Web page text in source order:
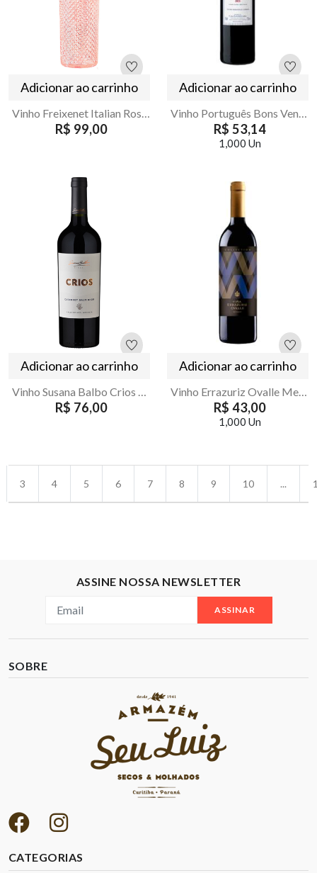
Adicionar ao carrinho
R$ 99,00
Adicionar ao carrinho
R$ 53,14
1,000 Un
Adicionar ao carrinho
Vinho Susana Balbo Crios Cabernet Sauvignon 750ml
R$ 76,00
Adicionar ao carrinho
Vinho Errazuriz Ovalle Merlot 750ml | Armazém Seu Luiz
R$ 43,00
1,000 Un
3 4 5 6 7 8 9 10 ...
ASSINE NOSSA NEWSLETTER
ASSINAR
SOBRE
CATEGORIAS